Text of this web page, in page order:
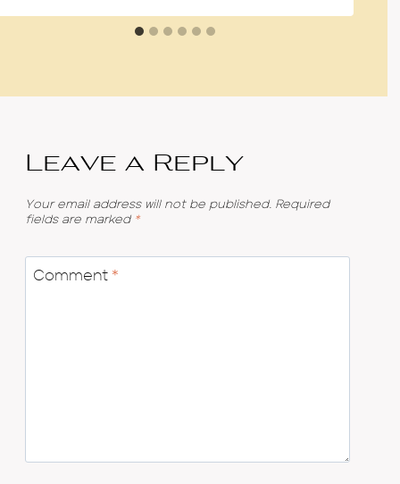
Leave a Reply
Your email address will not be published. Required
fields are marked *
Comment *